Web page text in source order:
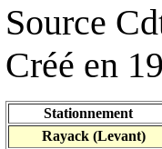
Source
Créé en
Stationnement
Rayack (Levant)